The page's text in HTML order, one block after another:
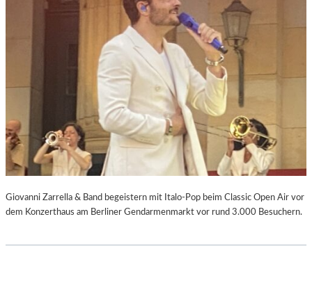
Giovanni Zarrella & Band begeistern mit Italo-Pop beim Classic Open Air vor
dem Konzerthaus am Berliner Gendarmenmarkt vor rund 3.000 Besuchern.